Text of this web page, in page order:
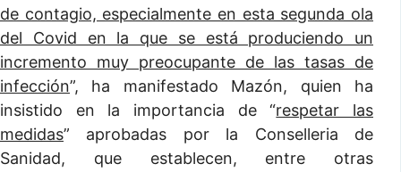
de contagio, especialmente en esta segunda ola
del Covid en la que se está produciendo un
incremento muy preocupante de las tasas de
infección”, ha manifestado Mazón, quien ha
insistido en la importancia de “respetar las
medidas” aprobadas por la Conselleria de
Sanidad, que establecen, entre otras